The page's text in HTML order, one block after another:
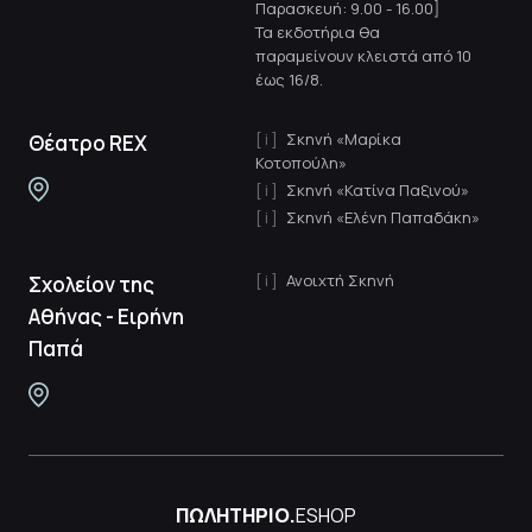
Παρασκευή: 9.00 - 16.00]
Τα εκδοτήρια θα
παραμείνουν κλειστά από 10
έως 16/8.
Θέατρο REX
Σκηνή «Μαρίκα
Κοτοπούλη»
Σκηνή «Κατίνα Παξινού»
Σκηνή «Ελένη Παπαδάκη»
Σχολείον της
Αθήνας - Ειρήνη
Παπά
Ανοιχτή Σκηνή
ΠΩΛΗΤΗΡΙΟ.ESHOP